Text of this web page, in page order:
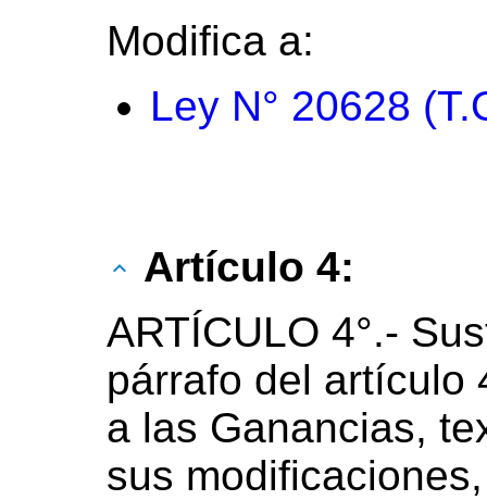
Modifica a:
Ley N° 20628
Artículo 4:
ARTÍCULO 4°.-
párrafo del artículo
a las Ganancias,
sus